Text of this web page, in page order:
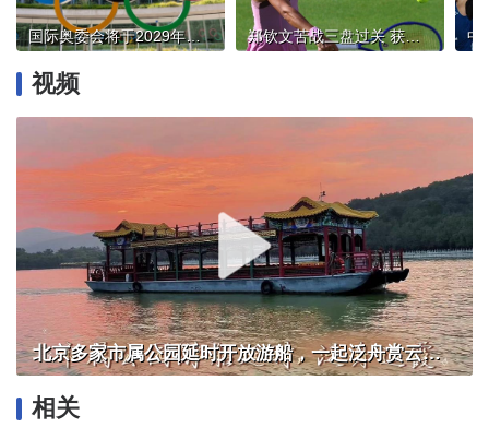
国际奥委会将于2029年确定2036年奥运会举办地 郑钦文苦战三盘过关 获胜后握拳怒吼
视频
北京多家市属公园延时开放游船，一起泛舟赏云霞！
相关